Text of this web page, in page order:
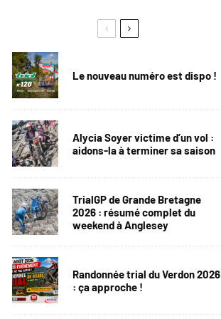
Le nouveau numéro est dispo !
Alycia Soyer victime d’un vol :
aidons-la à terminer sa saison
TrialGP de Grande Bretagne
2026 : résumé complet du
weekend à Anglesey
Randonnée trial du Verdon 2026
: ça approche !